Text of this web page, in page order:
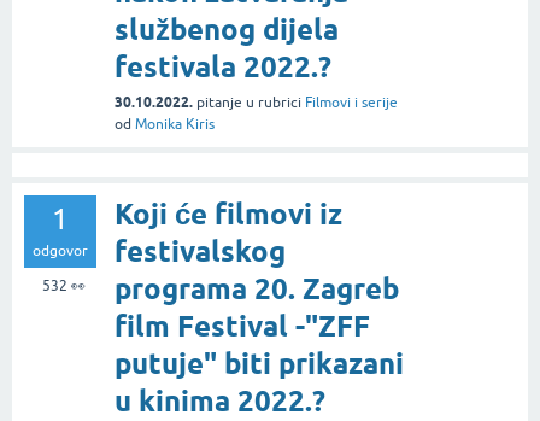
službenog dijela
festivala 2022.?
30.10.2022. pitanje u rubrici Filmovi i serije
od Monika Kiris
1
odgovor
532 👀
Koji će filmovi iz
festivalskog
programa 20. Zagreb
film Festival -"ZFF
putuje" biti prikazani
u kinima 2022.?